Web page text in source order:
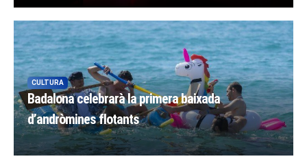
CULTURA
Badalona celebrarà la primera baixada
d’andròmines flotants